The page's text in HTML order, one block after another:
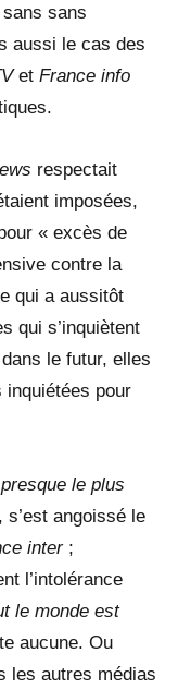
sans
aussi le cas des
et France info
respectait
imposées,
« excès de
contre la
qui a aussitôt
qui s’inquiètent
le futur, elles
pour
le plus
angoissé le
inter;
l’intolérance
le monde est
aucune. Ou
les autres médias